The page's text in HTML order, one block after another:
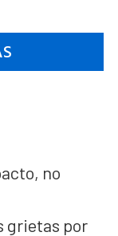
no
grietas por